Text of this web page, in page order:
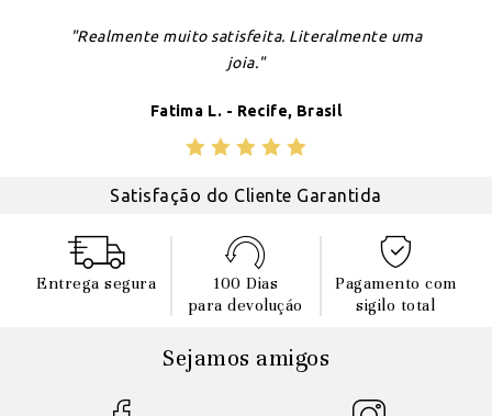
"Realmente muito satisfeita. Literalmente uma
joia."
Fatima L. - Recife, Brasil
Satisfação do Cliente Garantida
Entrega segura
100 Dias
para devoluçáo
Pagamento com
sigilo total
Sejamos amigos